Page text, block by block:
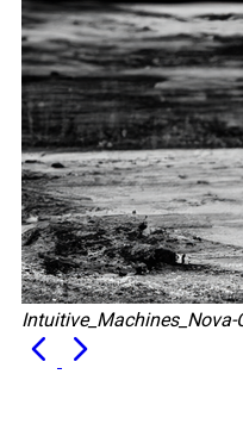
Intuitive_Machines_Nova-